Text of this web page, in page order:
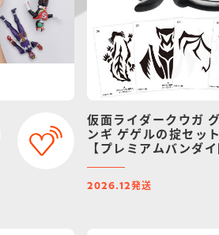
仮面ライダークウガ
ンギ ゲゲルの掟セット
【プレミアムバンダ
2026.12発送